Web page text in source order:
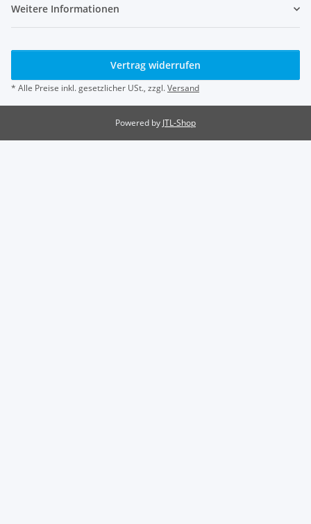
Weitere Informationen
Vertrag widerrufen
* Alle Preise inkl. gesetzlicher USt., zzgl.Versand
Powered by JTL-Shop